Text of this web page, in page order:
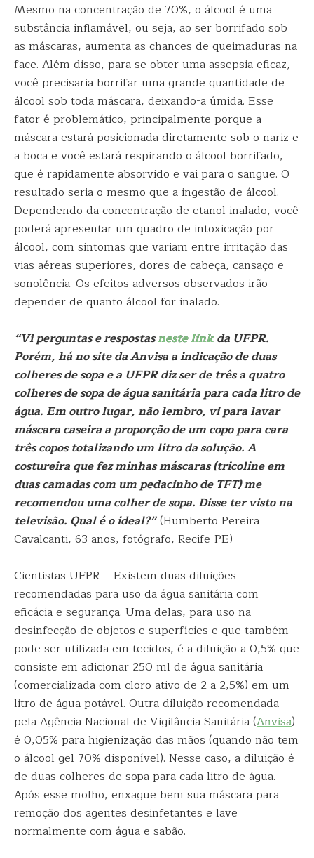
Mesmo na concentração de 70%, o álcool é uma
substância inflamável, ou seja, ao ser borrifado sob
as máscaras, aumenta as chances de queimaduras na
face. Além disso, para se obter uma assepsia eficaz,
você precisaria borrifar uma grande quantidade de
álcool sob toda máscara, deixando-a úmida. Esse
fator é problemático, principalmente porque a
máscara estará posicionada diretamente sob o nariz e
a boca e você estará respirando o álcool borrifado,
que é rapidamente absorvido e vai para o sangue. O
resultado seria o mesmo que a ingestão de álcool.
Dependendo da concentração de etanol inalado, você
poderá apresentar um quadro de intoxicação por
álcool, com sintomas que variam entre irritação das
vias aéreas superiores, dores de cabeça, cansaço e
sonolência. Os efeitos adversos observados irão
depender de quanto álcool for inalado.
“Vi perguntas e respostasneste linkda UFPR.
Porém, há no site da Anvisa a indicação de duas
colheres de sopa e a UFPR diz ser de três a quatro
colheres de sopa de água sanitária para cada litro de
água. Em outro lugar, não lembro, vi para lavar
máscara caseira a proporção de um copo para cara
três copos totalizando um litro da solução. A
costureira que fez minhas máscaras (tricoline em
duas camadas com um pedacinho de TFT) me
recomendou uma colher de sopa. Disse ter visto na
televisão. Qual é o ideal?”(Humberto Pereira
Cavalcanti, 63 anos, fotógrafo, Recife-PE)
Cientistas UFPR – Existem duas diluições
recomendadas para uso da água sanitária com
eficácia e segurança. Uma delas, para uso na
desinfecção de objetos e superfícies e que também
pode ser utilizada em tecidos, é a diluição a 0,5% que
consiste em adicionar 250 ml de água sanitária
(comercializada com cloro ativo de 2 a 2,5%) em um
litro de água potável. Outra diluição recomendada
pela Agência Nacional de Vigilância Sanitária (Anvisa)
é 0,05% para higienização das mãos (quando não tem
o álcool gel 70% disponível). Nesse caso, a diluição é
de duas colheres de sopa para cada litro de água.
Após esse molho, enxague bem sua máscara para
remoção dos agentes desinfetantes e lave
normalmente com água e sabão.